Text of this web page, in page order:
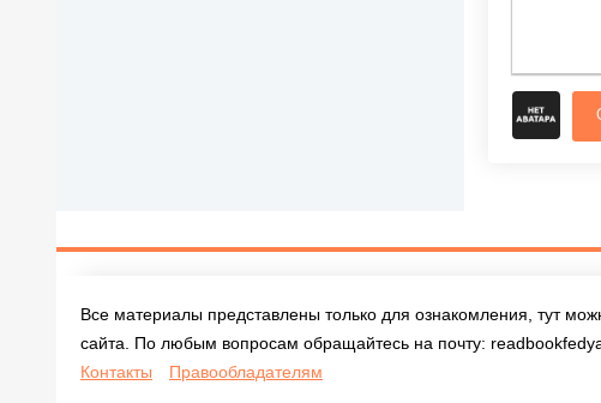
Все материалы представлены только для ознакомления, тут
сайта. По любым вопросам обращайтесь на почту:
Контакты
Правообладателям